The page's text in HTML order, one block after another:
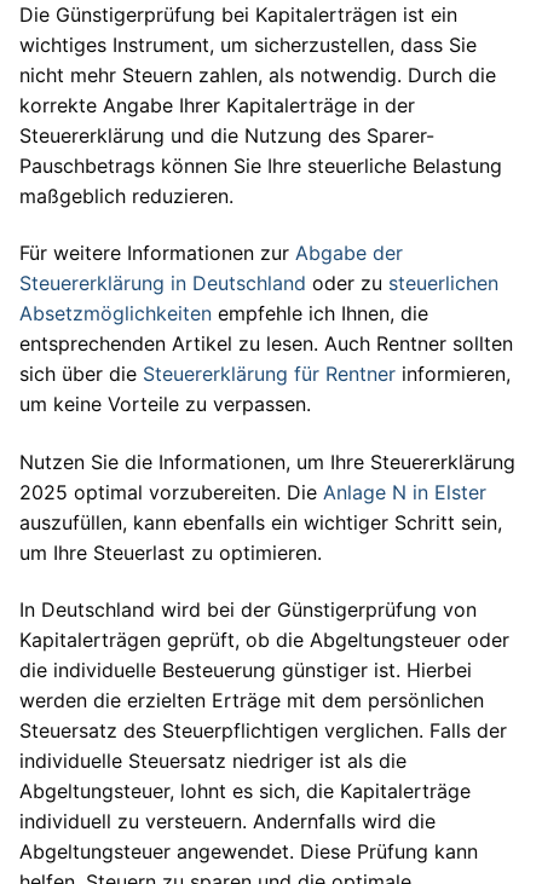
Die Günstigerprüfung bei Kapitalerträgen ist ein
wichtiges Instrument, um sicherzustellen, dass Sie
nicht mehr Steuern zahlen, als notwendig. Durch die
korrekte Angabe Ihrer Kapitalerträge in der
Steuererklärung und die Nutzung des Sparer-
Pauschbetrags können Sie Ihre steuerliche Belastung
maßgeblich reduzieren.
Für weitere Informationen zur Abgabe der
Steuererklärung in Deutschland oder zu steuerlichen
Absetzmöglichkeiten empfehle ich Ihnen, die
entsprechenden Artikel zu lesen. Auch Rentner sollten
sich über die Steuererklärung für Rentner informieren,
um keine Vorteile zu verpassen.
Nutzen Sie die Informationen, um Ihre Steuererklärung
2025 optimal vorzubereiten. Die Anlage N in Elster
auszufüllen, kann ebenfalls ein wichtiger Schritt sein,
um Ihre Steuerlast zu optimieren.
In Deutschland wird bei der Günstigerprüfung von
Kapitalerträgen geprüft, ob die Abgeltungsteuer oder
die individuelle Besteuerung günstiger ist. Hierbei
werden die erzielten Erträge mit dem persönlichen
Steuersatz des Steuerpflichtigen verglichen. Falls der
individuelle Steuersatz niedriger ist als die
Abgeltungsteuer, lohnt es sich, die Kapitalerträge
individuell zu versteuern. Andernfalls wird die
Abgeltungsteuer angewendet. Diese Prüfung kann